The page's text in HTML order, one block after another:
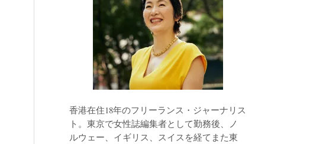
香港在住18年のフリーランス・ジャーナリス
ト。東京で女性誌編集者として勤務後、ノ
ルウェー、イギリス、スイスを経てまた東